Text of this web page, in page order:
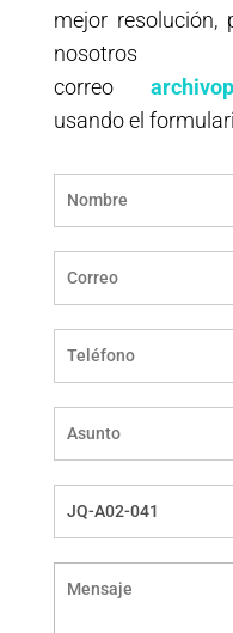
mejor resolución,
correo
usando el